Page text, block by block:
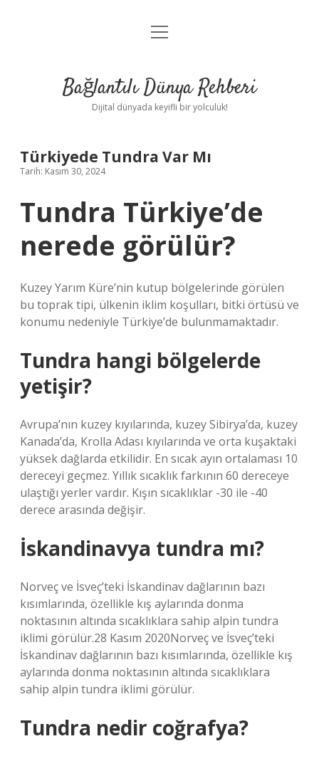
Anasayfa
Yasal Uyarı
menüyü
Bağlantılı Dünya Rehberi
Dijital dünyada keyifli bir yolculuk!
Türkiyede Tundra Var Mı
Tarih: Kasım 30, 2024
Tundra Türkiye’de
nerede görülür?
Kuzey Yarım Küre’nin kutup bölgelerinde görülen
bu toprak tipi, ülkenin iklim koşulları, bitki örtüsü ve
konumu nedeniyle Türkiye’de bulunmamaktadır.
Tundra hangi bölgelerde
yetişir?
Avrupa’nın kuzey kıyılarında, kuzey Sibirya’da, kuzey
Kanada’da, Krolla Adası kıyılarında ve orta kuşaktaki
yüksek dağlarda etkilidir. En sıcak ayın ortalaması 10
dereceyi geçmez. Yıllık sıcaklık farkının 60 dereceye
ulaştığı yerler vardır. Kışın sıcaklıklar -30 ile -40
derece arasında değişir.
İskandinavya tundra mı?
Norveç ve İsveç’teki İskandinav dağlarının bazı
kısımlarında, özellikle kış aylarında donma
noktasının altında sıcaklıklara sahip alpin tundra
iklimi görülür.28 Kasım 2020Norveç ve İsveç’teki
İskandinav dağlarının bazı kısımlarında, özellikle kış
aylarında donma noktasının altında sıcaklıklara
sahip alpin tundra iklimi görülür.
Tundra nedir coğrafya?